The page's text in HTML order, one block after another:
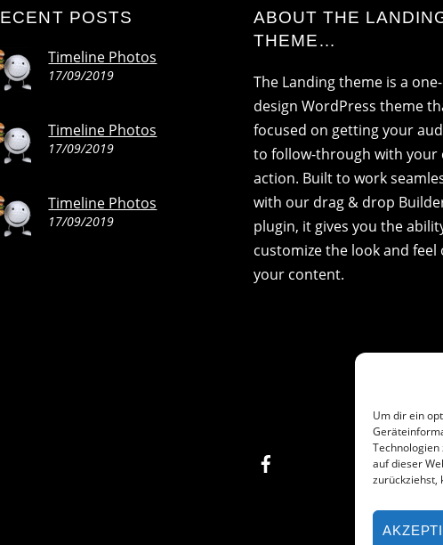
Um dir ein
auf dieser
zurückziehst,
POSTS
Timeline Photos
17/09/2019
Timeline Photos
17/09/2019
Timeline Photos
17/09/2019
ABOUT THE
THEME…
The Landing theme is a
design WordPress theme
focused on getting your
to follow-through with your
action. Built to work
with our drag & drop
plugin, it gives you the
customize the look and feel
your content.